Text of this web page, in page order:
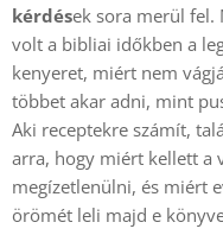
kérdések sora merül fel.
volt a bibliai időkben a
kenyeret, miért nem
többet akar adni, mint
Aki receptekre számít,
arra, hogy miért kellett a
megízetlenülni, és miért
örömét leli majd e